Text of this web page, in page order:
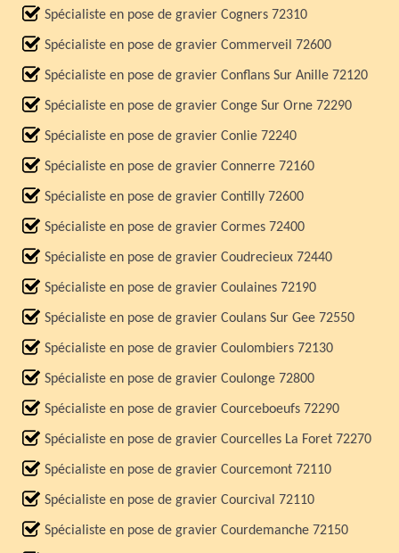
Spécialiste en pose de gravier Cogners 72310
Spécialiste en pose de gravier Commerveil 72600
Spécialiste en pose de gravier Conflans Sur Anille 72120
Spécialiste en pose de gravier Conge Sur Orne 72290
Spécialiste en pose de gravier Conlie 72240
Spécialiste en pose de gravier Connerre 72160
Spécialiste en pose de gravier Contilly 72600
Spécialiste en pose de gravier Cormes 72400
Spécialiste en pose de gravier Coudrecieux 72440
Spécialiste en pose de gravier Coulaines 72190
Spécialiste en pose de gravier Coulans Sur Gee 72550
Spécialiste en pose de gravier Coulombiers 72130
Spécialiste en pose de gravier Coulonge 72800
Spécialiste en pose de gravier Courceboeufs 72290
Spécialiste en pose de gravier Courcelles La Foret 72270
Spécialiste en pose de gravier Courcemont 72110
Spécialiste en pose de gravier Courcival 72110
Spécialiste en pose de gravier Courdemanche 72150